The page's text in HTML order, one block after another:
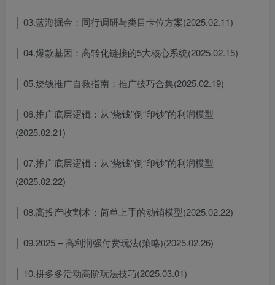
│ 03.蓝海掘金：同行调研与类目卡位方案(2025.02.11)
│ 04.爆款基因：高转化链接的5大核心系统(2025.02.15)
│ 05.烧钱推广自救指南：推广技巧合集(2025.02.19)
│ 06.推广底层逻辑：从“烧钱”倒“印钞”的利润模型
(2025.02.21)
│ 07.推广底层逻辑：从“烧钱”倒“印钞”的利润模型
(2025.02.22)
│ 08.高投产收割术：简单上手的动销模型(2025.02.22)
│ 09.2025 – 高利润强付费玩法(策略)(2025.02.26)
│ 10.拼多多活动高阶玩法技巧(2025.03.01)